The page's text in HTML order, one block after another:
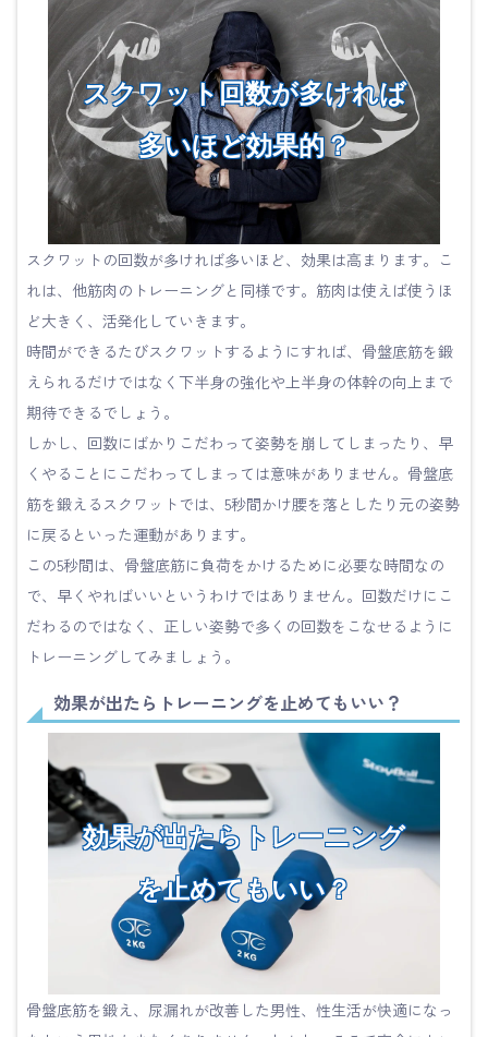
スクワット回数が多ければ
多いほど効果的？
スクワットの回数が多ければ多いほど、効果は高まります。こ
れは、他筋肉のトレーニングと同様です。筋肉は使えば使うほ
ど大きく、活発化していきます。
時間ができるたびスクワットするようにすれば、骨盤底筋を鍛
えられるだけではなく下半身の強化や上半身の体幹の向上まで
期待できるでしょう。
しかし、回数にばかりこだわって姿勢を崩してしまったり、早
くやることにこだわってしまっては意味がありません。骨盤底
筋を鍛えるスクワットでは、5秒間かけ腰を落としたり元の姿勢
に戻るといった運動があります。
この5秒間は、骨盤底筋に負荷をかけるために必要な時間なの
で、早くやればいいというわけではありません。回数だけにこ
だわるのではなく、正しい姿勢で多くの回数をこなせるように
トレーニングしてみましょう。
効果が出たらトレーニングを止めてもいい？
効果が出たらトレーニング
を止めてもいい？
骨盤底筋を鍛え、尿漏れが改善した男性、性生活が快適になっ